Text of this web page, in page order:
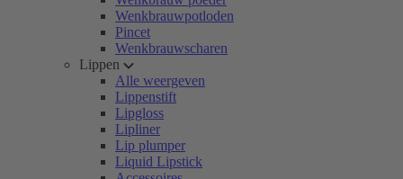
Wenkbrauwpotloden
Pincet
Wenkbrauwscharen
Lippen
Alle weergeven
Lippenstift
Lipgloss
Lipliner
Lip plumper
Liquid Lipstick